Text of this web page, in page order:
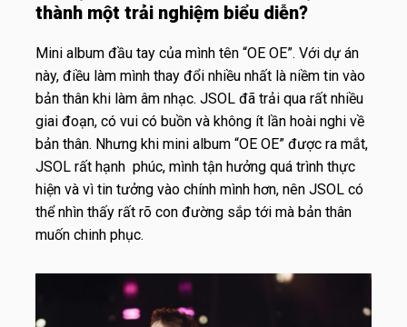
thành một trải nghiệm biểu diễn?
Mini album đầu tay của mình tên “OE OE”. Với dự án
này, điều làm mình thay đổi nhiều nhất là niềm tin vào
bản thân khi làm âm nhạc. JSOL đã trải qua rất nhiều
giai đoạn, có vui có buồn và không ít lần hoài nghi về
bản thân. Nhưng khi mini album “OE OE” được ra mắt,
JSOL rất hạnh phúc, mình tận hưởng quá trình thực
hiện và vì tin tưởng vào chính mình hơn, nên JSOL có
thể nhìn thấy rất rõ con đường sắp tới mà bản thân
muốn chinh phục.